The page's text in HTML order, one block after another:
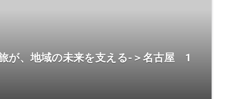
が、地域の未来を支える-＞名古屋 1